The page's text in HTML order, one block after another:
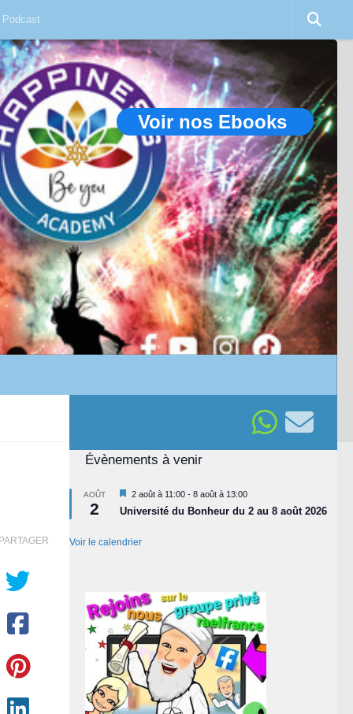
Voir nos Ebooks
Évènements à venir
AOÛT
2
Mis
en
avant
2 août à 11:00 - 8 août à 13:00
Université du Bonheur du 2 au 8 août 2026
Voir le calendrier